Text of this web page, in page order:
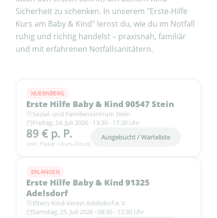
Sicherheit zu schenken. In unserem "Erste-Hilfe
Kurs am Baby & Kind" lernst du, wie du im Notfall
ruhig und richtig handelst – praxisnah, familiär
und mit erfahrenen Notfallsanitätern.
NUERNBERG
Erste Hilfe Baby & Kind 90547 Stein
Sozial- und Familienzentrum Stein
Freitag, 24. Juli 2026 · 13:30 - 17:30 Uhr
89 € p. P.
(inkl. Plakat + Kurs-Cloud)
Ausgebucht / Warteliste
ERLANGEN
Erste Hilfe Baby & Kind 91325
Adelsdorf
Eltern-Kind-Verein Adelsdorf e. V.
Samstag, 25. Juli 2026 · 08:30 - 12:30 Uhr